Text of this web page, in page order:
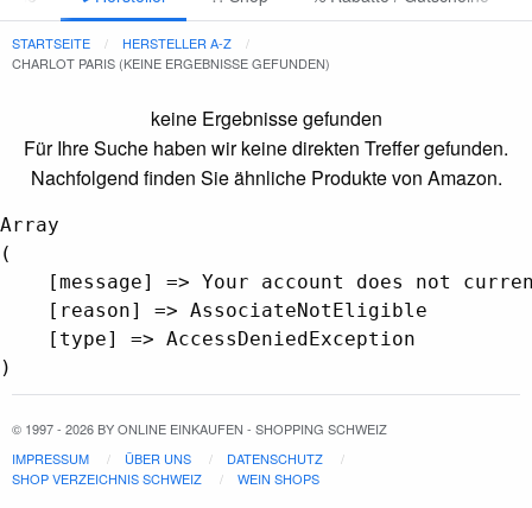
STARTSEITE
HERSTELLER A-Z
CHARLOT PARIS (KEINE ERGEBNISSE GEFUNDEN)
keine Ergebnisse gefunden
Für Ihre Suche haben wir keine direkten Treffer gefunden.
Nachfolgend finden Sie ähnliche Produkte von Amazon.
Array
(
[message] => Your account does not
    [reason] => AssociateNotEligible
    [type] => AccessDeniedException
© 1997 - 2026 BY ONLINE EINKAUFEN - SHOPPING SCHWEIZ
IMPRESSUM
ÜBER UNS
DATENSCHUTZ
SHOP VERZEICHNIS SCHWEIZ
WEIN SHOPS